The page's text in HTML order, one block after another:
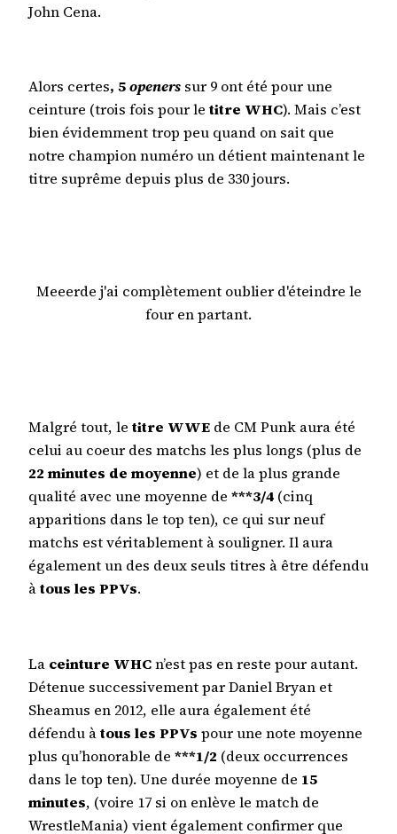
John Cena.
Alors certes, 5openers sur 9 ont été pour une
ceinture (trois fois pour le titre WHC). Mais c’est
bien évidemment trop peu quand on sait que
notre champion numéro un détient maintenant le
titre suprême depuis plus de 330 jours.
Meeerde j'ai complètement oublier d'éteindre le
four en partant.
Malgré tout, le titre WWE de CM Punk aura été
celui au coeur des matchs les plus longs (plus de
22 minutes de moyenne) et de la plus grande
qualité avec une moyenne de ***3/4 (cinq
apparitions dans le top ten), ce qui sur neuf
matchs est véritablement à souligner. Il aura
également un des deux seuls titres à être défendu
àtous les PPVs.
La ceinture WHCn’est pas en reste pour autant.
Détenue successivement par Daniel Bryan et
Sheamus en 2012, elle aura également été
défendu àtous les PPVs pour une note moyenne
plus qu’honorable de ***1/2 (deux occurrences
dans le top ten). Une durée moyenne de 15
minutes, (voire 17 si on enlève le match de
WrestleMania) vient également confirmer que